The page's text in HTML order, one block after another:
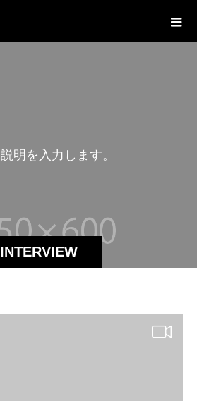
INTERVIEW
説明 を 入 力 し ま す。